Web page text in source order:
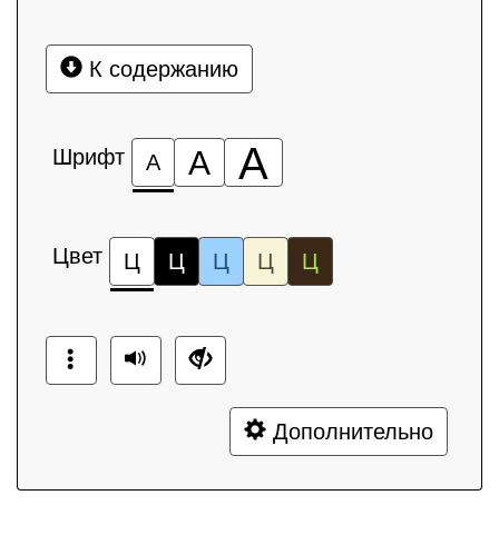
К содержанию
Шрифт А А А
Цвет Ц Ц Ц Ц Ц
Дополнительно